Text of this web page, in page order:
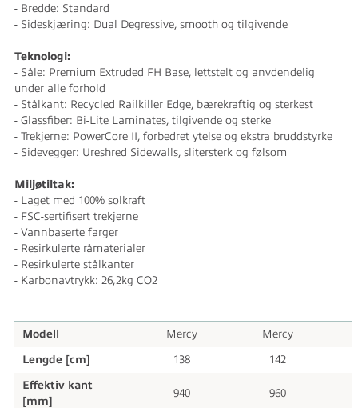
- Bredde: Standard
- Sideskjæring: Dual Degressive, smooth og tilgivende
Teknologi:
- Såle: Premium Extruded FH Base, lettstelt og anvdendelig
under alle forhold
- Stålkant: Recycled Railkiller Edge, bærekraftig og sterkest
- Glassfiber: Bi-Lite Laminates, tilgivende og sterke
- Trekjerne: PowerCore II, forbedret ytelse og ekstra bruddstyrke
- Sidevegger: Ureshred Sidewalls, slitersterk og følsom
Miljøtiltak:
- Laget med 100% solkraft
- FSC-sertifisert trekjerne
- Vannbaserte farger
- Resirkulerte råmaterialer
- Resirkulerte stålkanter
- Karbonavtrykk: 26,2kg CO2
Modell Mercy Mercy
Lengde [cm] 138 142
Effektiv kant
[mm]
940 960